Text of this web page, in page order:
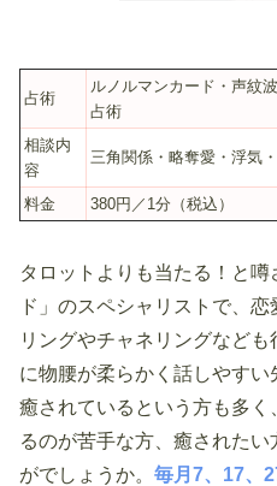
占術
ルノルマンカード・声紋
占術
相談内
容
三角関係・略奪愛・浮気
料金 380円／1分（税込）
タロットよりも当たる！と
ド」のスペシャリストで、
リングやチャネリングなど
に物腰が柔らかく話しやす
癒されているという方も多
るのが苦手な方、癒された
がでしょうか。 毎月7、17、